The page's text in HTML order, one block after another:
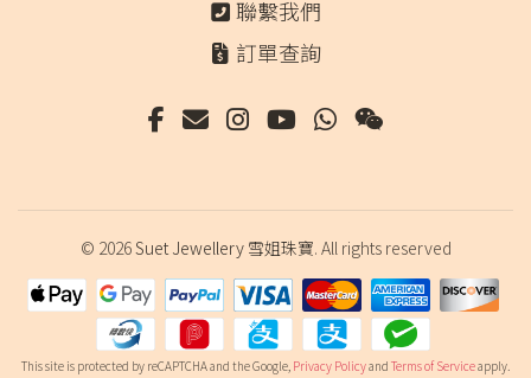
聯繫我們
訂單查詢
© 2026Suet Jewellery 雪姐珠寶. All rights reserved
This site is protected by reCAPTCHA and the Google, Privacy Policyand Terms of Serviceapply.